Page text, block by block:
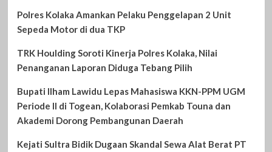
Polres Kolaka Amankan Pelaku Penggelapan 2 Unit
Sepeda Motor di dua TKP
TRK Houlding Soroti Kinerja Polres Kolaka, Nilai
Penanganan Laporan Diduga Tebang Pilih
Bupati Ilham Lawidu Lepas Mahasiswa KKN-PPM UGM
Periode II di Togean, Kolaborasi Pemkab Touna dan
Akademi Dorong Pembangunan Daerah
Kejati Sultra Bidik Dugaan Skandal Sewa Alat Berat PT